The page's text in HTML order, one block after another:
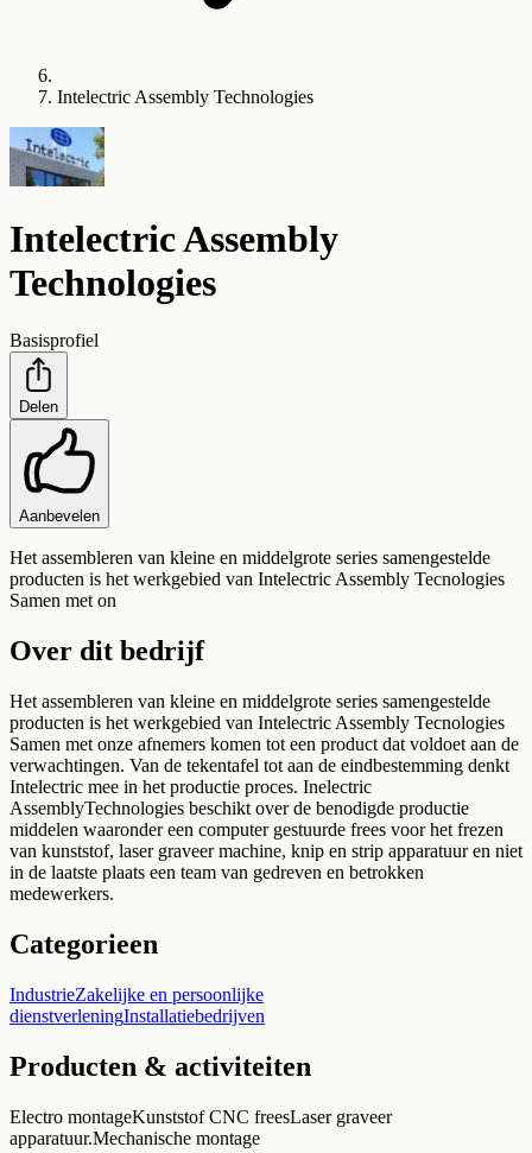
Intelectric Assembly Technologies
Intelectric Assembly
Technologies
Basisprofiel
Delen
Aanbevelen
Het assembleren van kleine en middelgrote series samengestelde
producten is het werkgebied van Intelectric Assembly Tecnologies
Samen met on
Over dit bedrijf
Het assembleren van kleine en middelgrote series samengestelde
producten is het werkgebied van Intelectric Assembly Tecnologies
Samen met onze afnemers komen tot een product dat voldoet aan de
verwachtingen. Van de tekentafel tot aan de eindbestemming denkt
Intelectric mee in het productie proces. Inelectric
AssemblyTechnologies beschikt over de benodigde productie
middelen waaronder een computer gestuurde frees voor het frezen
van kunststof, laser graveer machine, knip en strip apparatuur en niet
in de laatste plaats een team van gedreven en betrokken
medewerkers.
Categorieen
IndustrieZakelijke en persoonlijke
dienstverleningInstallatiebedrijven
Producten & activiteiten
Electro montageKunststof CNC freesLaser graveer
apparatuur.Mechanische montage